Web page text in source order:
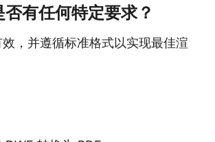
有任何特定要求？
，并遵循标准格式以实现最佳渲